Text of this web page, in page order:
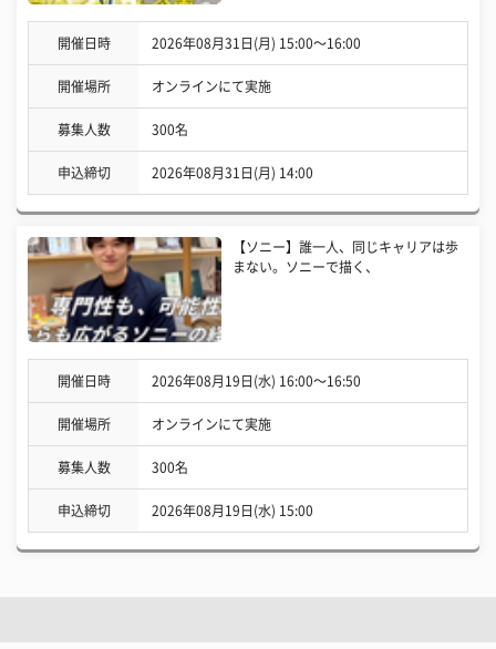
開催日時 2026年08月31日(月) 15:00〜16:00
開催場所 オンラインにて実施
募集人数 300名
申込締切 2026年08月31日(月) 14:00
【ソニー】誰一人、同じキャリアは歩
まない。ソニーで描く、
開催日時 2026年08月19日(水) 16:00〜16:50
開催場所 オンラインにて実施
募集人数 300名
申込締切 2026年08月19日(水) 15:00